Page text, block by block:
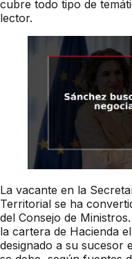
cubre todo tipo de
lector.
La vacante en la
Territorial se ha
del Consejo de
la cartera de Hacienda
designado a su sucesor